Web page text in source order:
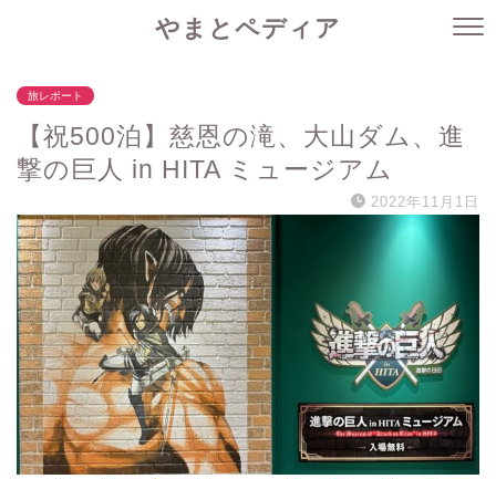
やまとペディア
旅レポート
【祝500泊】慈恩の滝、大山ダム、進
撃の巨人 in HITA ミュージアム
2022年11月1日